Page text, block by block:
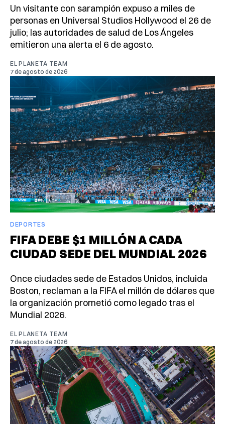
Un visitante con sarampión expuso a miles de
personas en Universal Studios Hollywood el 26 de
julio; las autoridades de salud de Los Ángeles
emitieron una alerta el 6 de agosto.
EL PLANETA TEAM
7 de agosto de 2026
DEPORTES
FIFA DEBE $1 MILLÓN A CADA
CIUDAD SEDE DEL MUNDIAL 2026
Once ciudades sede de Estados Unidos, incluida
Boston, reclaman a la FIFA el millón de dólares que
la organización prometió como legado tras el
Mundial 2026.
EL PLANETA TEAM
7 de agosto de 2026